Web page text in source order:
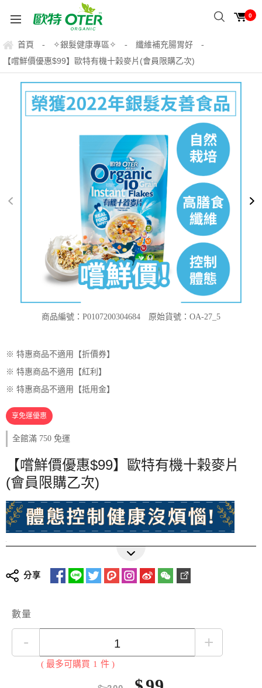
0
首頁 - ✧銀髮健康專區✧ - 纖維補充腸胃好 -
【嚐鮮價優惠$99】歐特有機十榖麥片(會員限購乙次)
商品編號：P0107200304684 原始貨號：OA-27_5
※ 特惠商品不適用【折價券】
※ 特惠商品不適用【紅利】
※ 特惠商品不適用【抵用金】
享免運優惠
全館滿 750 免運
【嚐鮮價優惠$99】歐特有機十榖麥片
(會員限購乙次)
(購物車商品滿$750，即可享$99加購1包)(每位會員限購1
★十種穀物麥片，包含麥片、穀類和豆類
★麥片完全蒸熟，可直接沖泡食用
豐富膳食纖維及全穀營養素
★無添加、無農藥殘留
分享
數量
- +
( 最多可購買 1 件 )